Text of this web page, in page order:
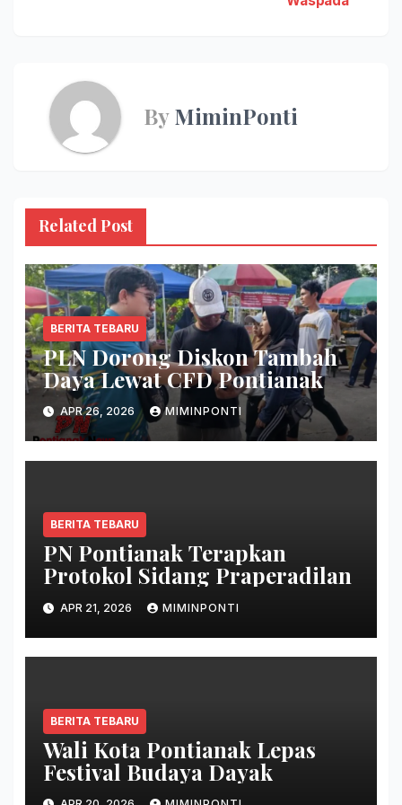
ByMiminPonti
Related Post
BERITA TEBARU
PLN Dorong Diskon Tambah
Daya Lewat CFD Pontianak
APR 26, 2026 MIMINPONTI
BERITA TEBARU
PN Pontianak Terapkan
Protokol Sidang Praperadilan
APR 21, 2026 MIMINPONTI
BERITA TEBARU
Wali Kota Pontianak Lepas
Festival Budaya Dayak